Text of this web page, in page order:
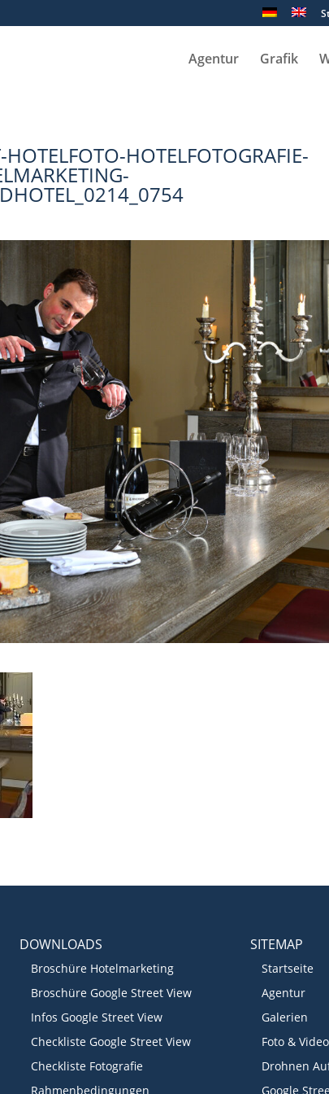
Agentur Grafik
HOTELFOTOGRAFIE-
DOWNLOADS
Broschüre Hotelmarketing
Broschüre Google Street View
Infos Google Street View
Checkliste Google Street View
Checkliste Fotografie
Rahmenbedingungen
SITEMAP
Startseite
Agentur
Galerien
Foto & Video
Drohnen
Google